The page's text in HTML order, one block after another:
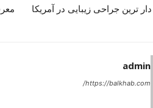
ترین جراحی زیبایی در آمریکا
admin
https://balkhab.com/